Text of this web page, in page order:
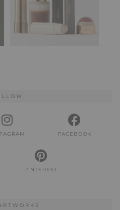
FACEBOOK
PINTEREST